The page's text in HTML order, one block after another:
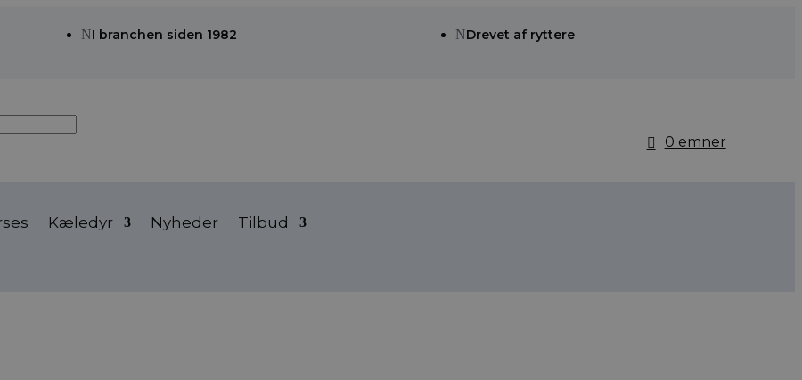
NI branchen siden 1982 NDrevet af ryttere
0 emner
Kæledyr Nyheder Tilbud